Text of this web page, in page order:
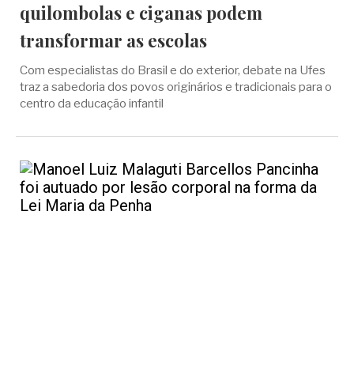
quilombolas e ciganas podem
transformar as escolas
Com especialistas do Brasil e do exterior, debate na Ufes
traz a sabedoria dos povos originários e tradicionais para o
centro da educação infantil